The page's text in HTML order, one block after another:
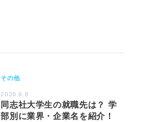
その他
2026.8.6
同志社大学生の就職先は？ 学
部別に業界・企業名を紹介！